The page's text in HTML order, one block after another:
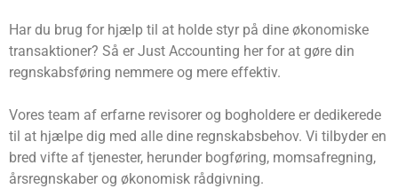
Har du brug for hjælp til at holde styr på dine økonomiske
transaktioner? Så er Just Accounting her for at gøre din
regnskabsføring nemmere og mere effektiv.
Vores team af erfarne revisorer og bogholdere er dedikerede
til at hjælpe dig med alle dine regnskabsbehov. Vi tilbyder en
bred vifte af tjenester, herunder bogføring, momsafregning,
årsregnskaber og økonomisk rådgivning.